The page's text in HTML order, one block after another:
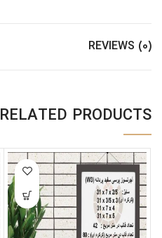
REVIEWS (0)
RELATED PRODUCTS